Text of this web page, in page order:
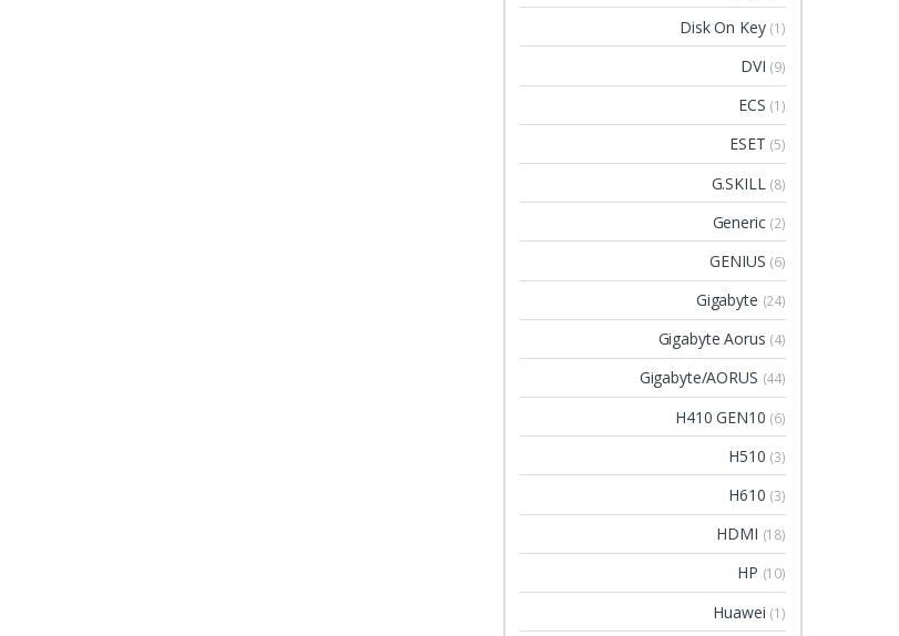
Disk On Key (1)
DVI (9)
ECS (1)
ESET (5)
G.SKILL (8)
Generic (2)
GENIUS (6)
Gigabyte (24)
Gigabyte Aorus (4)
Gigabyte/AORUS (44)
H410 GEN10 (6)
H510 (3)
H610 (3)
HDMI (18)
HP (10)
Huawei (1)